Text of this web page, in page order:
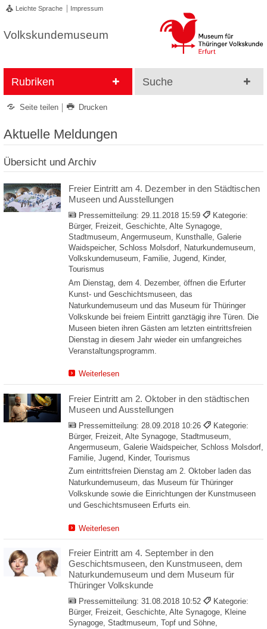
Leichte Sprache Impressum
Volkskundemuseum
Rubriken Suche
Seite teilen Drucken
Aktuelle Meldungen
Übersicht und Archiv
Freier Eintritt am 4. Dezember in den Städtischen
Museen und Ausstellungen
Pressemitteilung: 29.11.2018 15:59
Kategorie:
Bürger, Freizeit, Geschichte, Alte Synagoge,
Stadtmuseum, Angermuseum, Kunsthalle, Galerie
Waidspeicher, Schloss Molsdorf, Naturkundemuseum,
Volkskundemuseum, Familie, Jugend, Kinder,
Tourismus
Am Dienstag, dem 4. Dezember, öffnen die Erfurter
Kunst- und Geschichtsmuseen, das
Naturkundemuseum und das Museum für Thüringer
Volkskunde bei freiem Eintritt ganztägig ihre Türen. Die
Museen bieten ihren Gästen am letzten eintrittsfreien
Dienstag in diesem Jahr wieder ein umfangreiches
Veranstaltungsprogramm.
Weiterlesen
Freier Eintritt am 2. Oktober in den städtischen
Museen und Ausstellungen
Pressemitteilung: 28.09.2018 10:26
Kategorie:
Bürger, Freizeit, Alte Synagoge, Stadtmuseum,
Angermuseum, Galerie Waidspeicher, Schloss Molsdorf,
Familie, Jugend, Kinder, Tourismus
Zum eintrittsfreien Dienstag am 2. Oktober laden das
Naturkundemuseum, das Museum für Thüringer
Volkskunde sowie die Einrichtungen der Kunstmuseen
und Geschichtsmuseen Erfurts ein.
Weiterlesen
Freier Eintritt am 4. September in den
Geschichtsmuseen, den Kunstmuseen, dem
Naturkundemuseum und dem Museum für
Thüringer Volkskunde
Pressemitteilung: 31.08.2018 10:52
Kategorie:
Bürger, Freizeit, Geschichte, Alte Synagoge, Kleine
Synagoge, Stadtmuseum, Topf und Söhne,